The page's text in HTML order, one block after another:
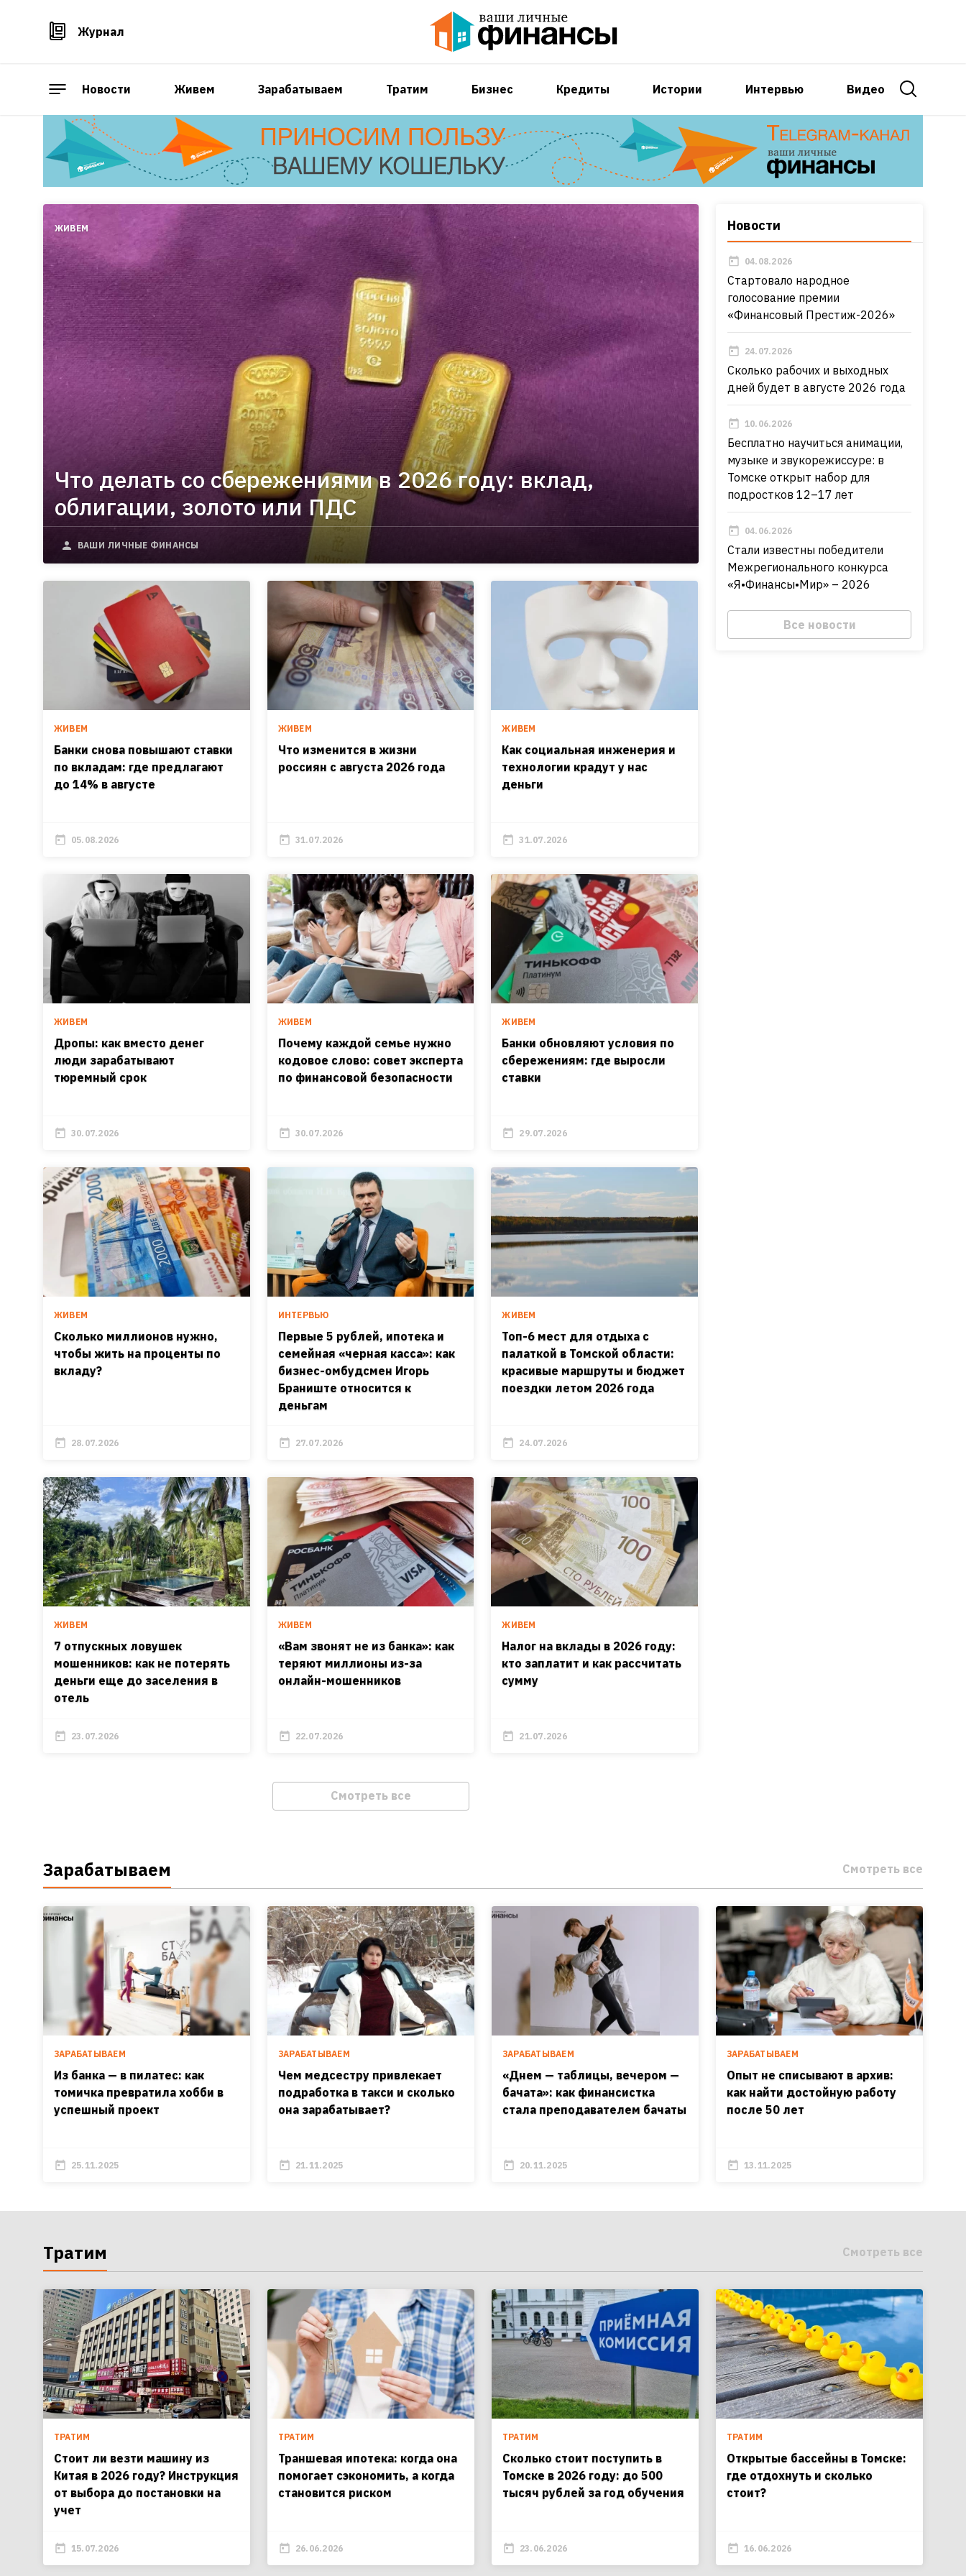
Журнал
Новости Живем Зарабатываем Тратим Бизнес Кредиты Истории Интервью Видео
ЖИВЕМ
Что делать со сбережениями в 2026 году: вклад,
облигации, золото или ПДС
ВАШИ ЛИЧНЫЕ ФИНАНСЫ
ЖИВЕМ
Банки снова повышают ставки
по вкладам: где предлагают
до 14% в августе
05.08.2026
ЖИВЕМ
Что изменится в жизни
россиян с августа 2026 года
31.07.2026
ЖИВЕМ
Как социальная инженерия и
технологии крадут у нас
деньги
31.07.2026
ЖИВЕМ
Дропы: как вместо денег
люди зарабатывают
тюремный срок
30.07.2026
ЖИВЕМ
Почему каждой семье нужно
кодовое слово: совет эксперта
по финансовой безопасности
30.07.2026
ЖИВЕМ
Банки обновляют условия по
сбережениям: где выросли
ставки
29.07.2026
ЖИВЕМ
Сколько миллионов нужно,
чтобы жить на проценты по
вкладу?
28.07.2026
ИНТЕРВЬЮ
Первые 5 рублей, ипотека и
семейная «черная касса»: как
бизнес-омбудсмен Игорь
Браниште относится к
деньгам
27.07.2026
ЖИВЕМ
Топ-6 мест для отдыха с
палаткой в Томской области:
красивые маршруты и бюджет
поездки летом 2026 года
24.07.2026
ЖИВЕМ
7 отпускных ловушек
мошенников: как не потерять
деньги еще до заселения в
отель
23.07.2026
ЖИВЕМ
«Вам звонят не из банка»: как
теряют миллионы из-за
онлайн-мошенников
22.07.2026
ЖИВЕМ
Налог на вклады в 2026 году:
кто заплатит и как рассчитать
сумму
21.07.2026
Смотреть все
Новости
04.08.2026
Стартовало народное
голосование премии
«Финансовый Престиж-2026»
24.07.2026
Сколько рабочих и выходных
дней будет в августе 2026 года
10.06.2026
Бесплатно научиться анимации,
музыке и звукорежиссуре: в
Томске открыт набор для
подростков 12–17 лет
04.06.2026
Стали известны победители
Межрегионального конкурса
«Я•Финансы•Мир» – 2026
Все новости
Зарабатываем Смотреть все
ЗАРАБАТЫВАЕМ
Из банка — в пилатес: как
томичка превратила хобби в
успешный проект
25.11.2025
ЗАРАБАТЫВАЕМ
Чем медсестру привлекает
подработка в такси и сколько
она зарабатывает?
21.11.2025
ЗАРАБАТЫВАЕМ
«Днем — таблицы, вечером —
бачата»: как финансистка
стала преподавателем бачаты
20.11.2025
ЗАРАБАТЫВАЕМ
Опыт не списывают в архив:
как найти достойную работу
после 50 лет
13.11.2025
Тратим Смотреть все
ТРАТИМ
Стоит ли везти машину из
Китая в 2026 году? Инструкция
от выбора до постановки на
учет
15.07.2026
ТРАТИМ
Траншевая ипотека: когда она
помогает сэкономить, а когда
становится риском
26.06.2026
ТРАТИМ
Сколько стоит поступить в
Томске в 2026 году: до 500
тысяч рублей за год обучения
23.06.2026
ТРАТИМ
Открытые бассейны в Томске:
где отдохнуть и сколько
стоит?
16.06.2026